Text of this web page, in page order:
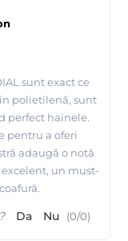
sunt exact ce
polietilenă, sunt
perfect hainele.
pentru a oferi
adaugă o notă
un must-
Da Nu (0/0)